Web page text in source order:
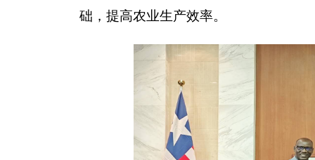
础，提高农业生产效率。